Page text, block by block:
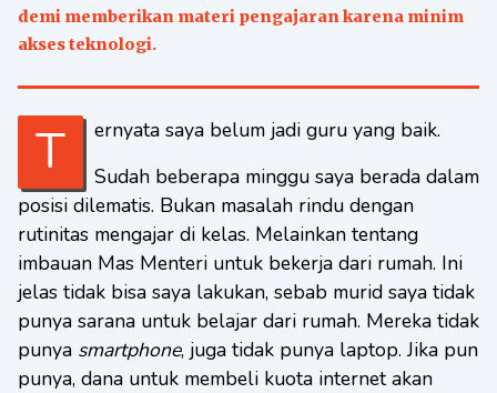
demi memberikan materi pengajaran karena minim
akses teknologi.
Ternyata saya belum jadi guru yang baik.
Sudah beberapa minggu saya berada dalam
posisi dilematis. Bukan masalah rindu dengan
rutinitas mengajar di kelas. Melainkan tentang
imbauan Mas Menteri untuk bekerja dari rumah. Ini
jelas tidak bisa saya lakukan, sebab murid saya tidak
punya sarana untuk belajar dari rumah. Mereka tidak
punya smartphone, juga tidak punya laptop. Jika pun
punya, dana untuk membeli kuota internet akan